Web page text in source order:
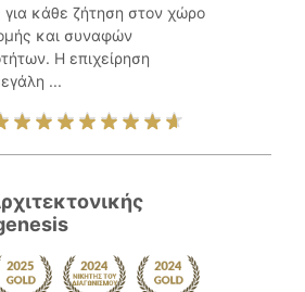
κάθε ζήτηση στον χώρο
και συναφών
Η επιχείρηση
...